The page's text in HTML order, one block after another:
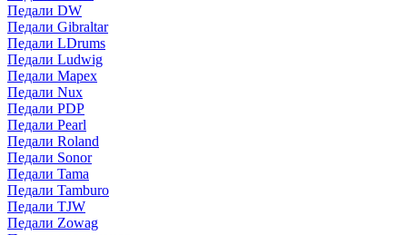
Педали DW
Педали Gibraltar
Педали LDrums
Педали Ludwig
Педали Mapex
Педали Nux
Педали PDP
Педали Pearl
Педали Roland
Педали Sonor
Педали Tama
Педали Tamburo
Педали TJW
Педали Zowag